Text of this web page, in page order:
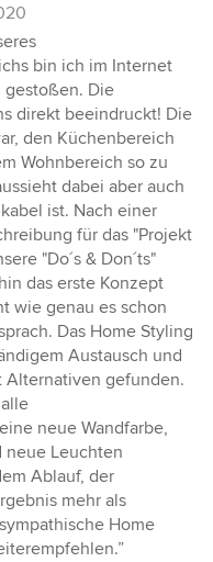
bin ich im Internet
gestoßen. Die
direkt beeindruckt! Die
den Küchenbereich
Wohnbereich so zu
dabei aber auch
ist. Nach einer
für das "Projekt
"Do´s & Don´ts"
das erste Konzept
wie genau es schon
Das Home Styling
Austausch und
gefunden.
neue Wandfarbe,
neue Leuchten
Ablauf, der
mehr als
Home